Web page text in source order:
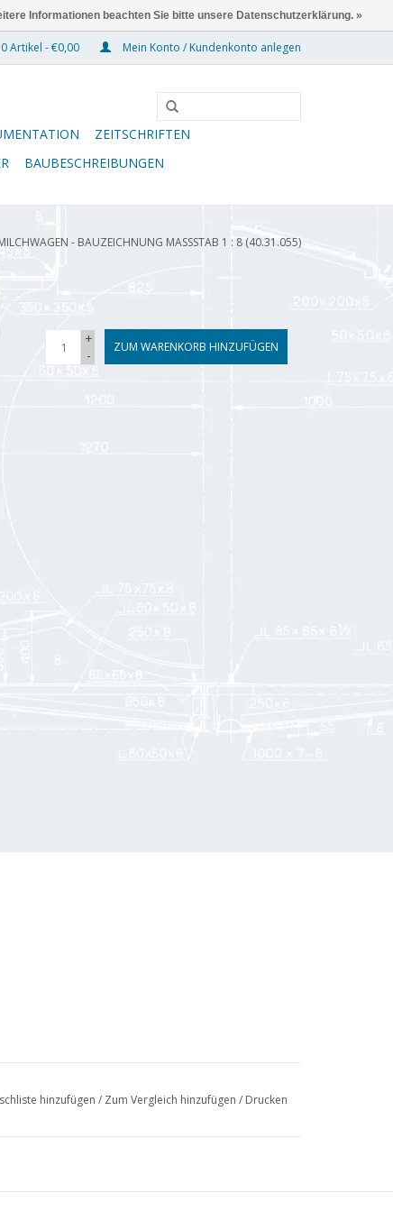
0 Artikel - €0,00 Mein Konto / Kundenkonto anlegen
ZEITSCHRIFTEN
BAUBESCHREIBUNGEN
- BAUZEICHNUNG MASSSTAB 1 : 8 (40.31.055)
+
-
ZUM WARENKORB HINZUFÜGEN
hinzufügen / Zum Vergleich hinzufügen / Drucken
Informationen beachten Sie bitte unsere Datenschutzerklärung. »